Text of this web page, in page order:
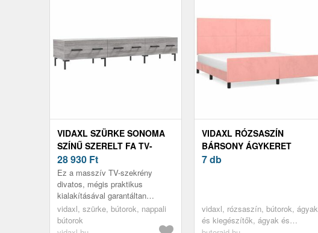
VIDAXL SZÜRKE SONOMA
SZÍNŰ SZERELT FA TV-
SZEKRÉNY 150X36X50 CM
28 930 Ft
Ez a masszív TV-szekrény
divatos, mégis praktikus
kialakításával garantáltan
szobája gyöngyszeme lesz.
vidaxl, szürke, bútorok, nappali
bútorok
VIDAXL RÓZSASZÍN
BÁRSONY ÁGYKERET
FEJTÁMLÁVAL 160 X 200
7 db
vidaxl, rózsaszín, bútorok, ágyak
és kiegészítők, ágyak és